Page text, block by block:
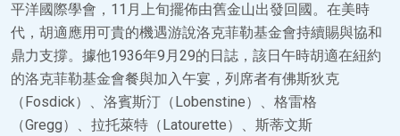
平洋國際學會，11月上旬擺佈由舊金山出發回國。在美時
代，胡適應用可貴的機遇游說洛克菲勒基金會持續賜與協和
鼎力支撐。據他1936年9月29的日誌，該日午時胡適在紐約
的洛克菲勒基金會餐與加入午宴，列席者有佛斯狄克
（Fosdick）、洛賓斯汀（Lobenstine）、格雷格
（Gregg）、拉托萊特（Latourette）、斯蒂文斯